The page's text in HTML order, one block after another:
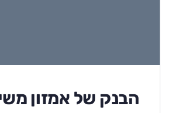
הבנק של אמזון